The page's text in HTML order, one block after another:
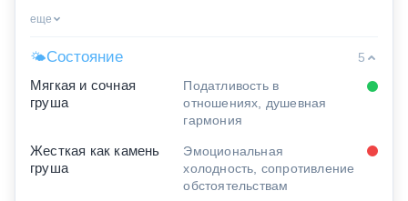
еще
🌤Состояние
5
Мягкая и сочная
груша
Податливость в
отношениях, душевная
гармония
Жесткая как камень
груша
Эмоциональная
холодность, сопротивление
обстоятельствам